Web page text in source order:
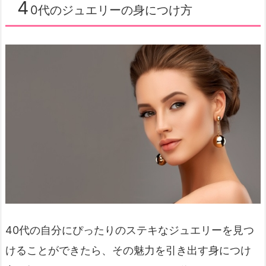
4 0代のジュエリーの身につけ方
40代の自分にぴったりのステキなジュエリーを見つ
けることができたら、その魅力を引き出す身につけ